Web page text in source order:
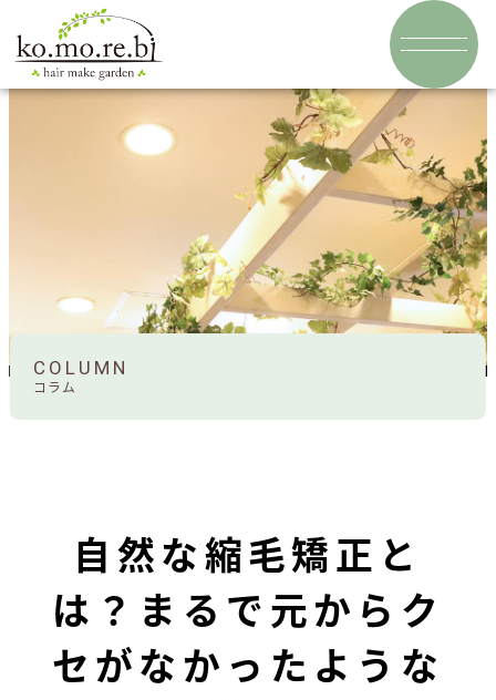
COLUMN
コラム
自然な縮毛矯正と
は？まるで元からク
セがなかったような